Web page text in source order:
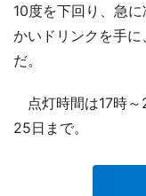
10度を下回り、急
かいドリンクを手
だ。
点灯時間は17時～
25日まで。